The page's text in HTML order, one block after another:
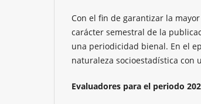
Con el fin de garantizar la
carácter semestral de la
una periodicidad bienal. En el
naturaleza socioestadística con
Evaluadores para el periodo